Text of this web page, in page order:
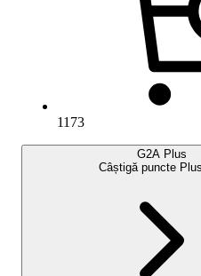
1173
G2A Plus
Câștigă puncte